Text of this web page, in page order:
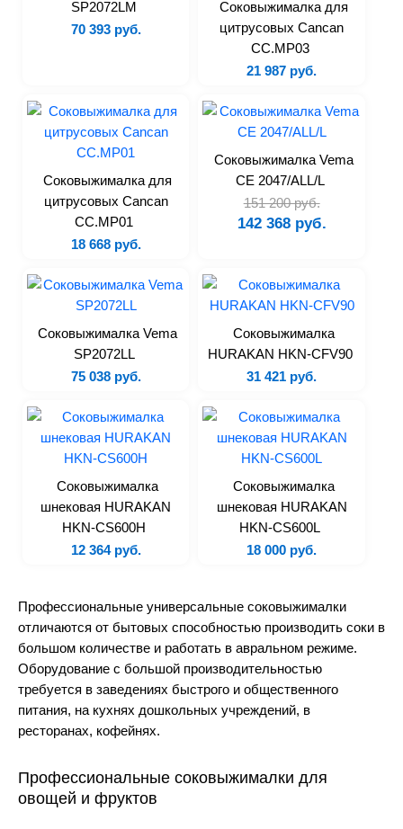
Фризеры для мороженого
Фритюрницы
Нейтральное
Подтоварники и подставки
Тележки
Уцененные товары
SP2072LM
70 393 руб.
Соковыжималка для
цитрусовых Cancan
CC.MP03
21 987 руб.
Соковыжималка для
цитрусовых Cancan
CC.MP01
18 668 руб.
Соковыжималка Vema
CE 2047/ALL/L
151 200 руб.
142 368 руб.
Соковыжималка Vema
SP2072LL
75 038 руб.
Соковыжималка
HURAKAN HKN-CFV90
31 421 руб.
Соковыжималка
шнековая HURAKAN
HKN-CS600H
12 364 руб.
Соковыжималка
шнековая HURAKAN
HKN-CS600L
18 000 руб.
Профессиональные универсальные соковыжималки
отличаются от бытовых способностью производить соки в
большом количестве и работать в авральном режиме.
Оборудование с большой производительностью
требуется в заведениях быстрого и общественного
питания, на кухнях дошкольных учреждений, в
ресторанах, кофейнях.
Профессиональные соковыжималки для
овощей и фруктов